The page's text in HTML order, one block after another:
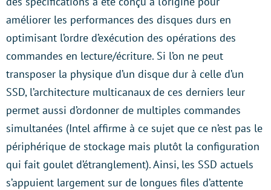
améliorer les performances des disques durs en
optimisant l’ordre d’exécution des opérations des
commandes en lecture/écriture. Si l’on ne peut
transposer la physique d’un disque dur à celle d’un
SSD, l’architecture multicanaux de ces derniers leur
permet aussi d’ordonner de multiples commandes
simultanées (Intel affirme à ce sujet que ce n’est pas le
périphérique de stockage mais plutôt la configuration
qui fait goulet d’étranglement). Ainsi, les SSD actuels
s’appuient largement sur de longues files d’attente